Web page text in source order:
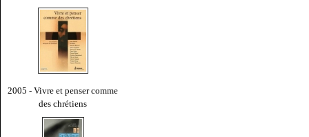
2005 - Vivre et penser comme
des chrétiens